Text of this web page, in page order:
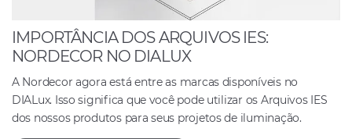
IMPORTÂNCIA DOS ARQUIVOS IES:
NORDECOR NO DIALUX
A Nordecor agora está entre as marcas disponíveis no
DIALux. Isso significa que você pode utilizar os Arquivos IES
dos nossos produtos para seus projetos de iluminação.